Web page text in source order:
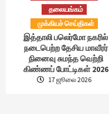
தலையங்கம்
முக்கியச் செய்திகள்
இத்தாலி பலெர்மோ நகரில்
நடைபெற்ற தேசிய மாவீரர்
நினைவு சுமந்த வெற்றி
கிண்ணப் போட்டிகள் 2026
17 ஜூலை 2026